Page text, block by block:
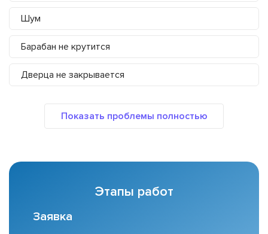
Шум
Барабан не крутится
Дверца не закрывается
Этапы работ
Заявка